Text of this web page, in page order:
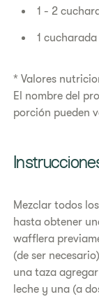
1 - 2
1
* Valores
El nombre del
porción pueden
Mezclar todos
hasta obtener
wafflera
(de ser
una taza
leche y una (a